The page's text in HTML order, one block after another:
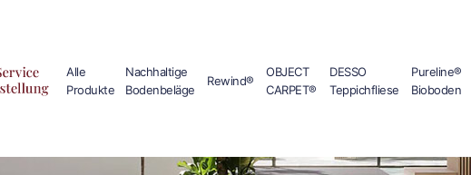
Alle
Produkte
Nachhaltige
Bodenbeläge
Rewind®
OBJECT
CARPET®
DESSO
Teppichfliese
Pureline®
Bioboden